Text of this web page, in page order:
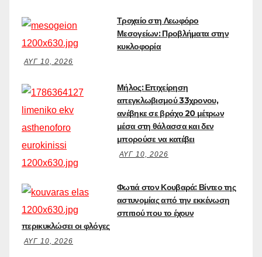
Τροχαίο στη Λεωφόρο
Μεσογείων: Προβλήματα στην
κυκλοφορία
ΑΥΓ 10, 2026
Μήλος: Επιχείρηση
απεγκλωβισμού 33χρονου,
ανέβηκε σε βράχο 20 μέτρων
μέσα στη θάλασσα και δεν
μπορούσε να κατέβει
ΑΥΓ 10, 2026
Φωτιά στον Κουβαρά: Βίντεο της
αστυνομίας από την εκκένωση
σπιτιού που το έχουν
περικυκλώσει οι φλόγες
ΑΥΓ 10, 2026